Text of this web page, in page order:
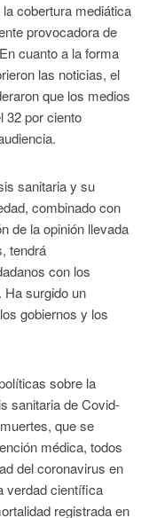
cobertura mediática
provocadora de
cuanto a la forma
las noticias, el
que los medios
32 por ciento
sanitaria y su
combinado con
de la opinión llevada
tendrá
con los
Ha surgido un
gobiernos y los
sobre la
sanitaria de Covid-
que se
médica, todos
del coronavirus en
verdad científica
registrada en